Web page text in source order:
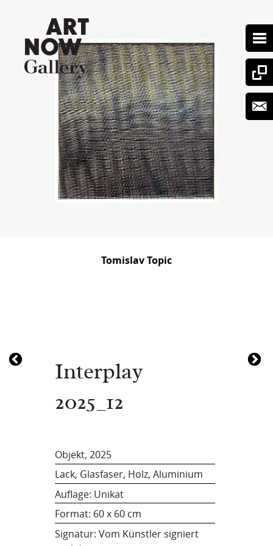
Tomislav Topic
Interplay
2025_12
Objekt, 2025
Lack, Glasfaser, Holz, Aluminium
Auflage: Unikat
Format: 60 x 60 cm
Signatur: Vom Künstler signiert